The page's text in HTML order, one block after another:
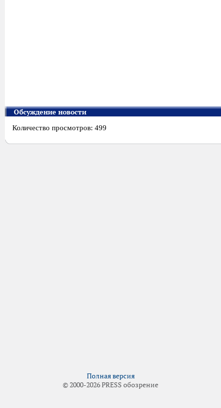
Обсуждение новости
Количество просмотров: 499
Полная версия
© 2000-2026 PRESS обозрение